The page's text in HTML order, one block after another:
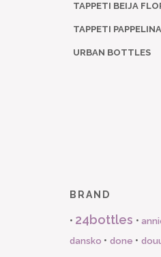
TAPPETI BEIJA
TAPPETI PAPPELINA
URBAN BOTTLES
BRAND
• 24bottles •
dansko • done •